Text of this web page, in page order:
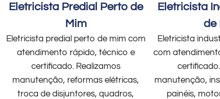
Eletricista Predial Perto de
Mim
Eletricista predial perto de mim com
atendimento rápido, técnico e
certificado. Realizamos
manutenção, reformas elétricas,
troca de disjuntores, quadros,
Eletricista
de
Eletricista
com
manutenção,
painéis,